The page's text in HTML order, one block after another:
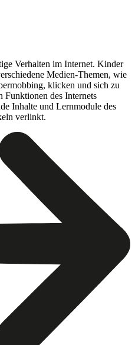
Verhalten im Internet. Kinder
Medien-Themen, wie
klicken und sich zu
des Internets
Inhalte und Lernmodule des
verlinkt.